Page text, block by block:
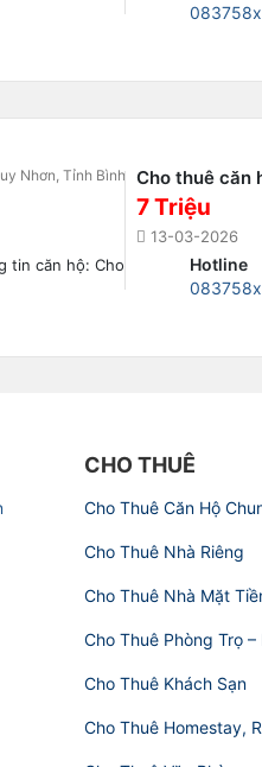
Nhơn, Tỉnh Bình
tin căn hộ: Cho
Cho thuê căn
7 Triệu
13-03-2026
Hotline
CHO THUÊ
Cho Thuê Căn Hộ
Cho Thuê Nhà Riêng
Cho Thuê Nhà Mặt
Cho Thuê Phòng Trọ –
Cho Thuê Khách Sạn
Cho Thuê Homestay,